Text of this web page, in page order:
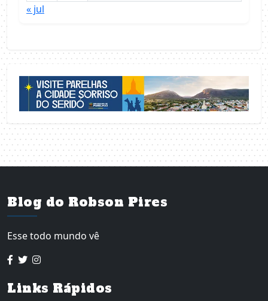
« jul
Blog do Robson Pires
Esse todo mundo vê
Links Rápidos